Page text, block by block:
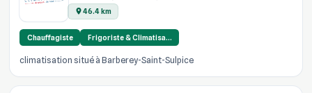
46.4 km
Chauffagiste Frigoriste & Climatisa…
climatisation situé à Barberey-Saint-Sulpice